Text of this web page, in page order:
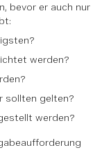
bevor er auch nur
werden?
sollten gelten?
werden?